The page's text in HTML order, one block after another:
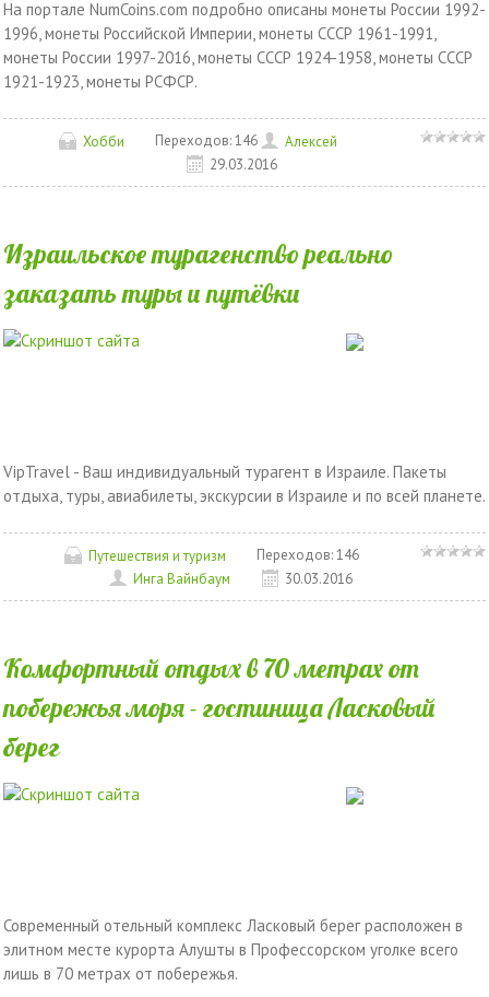
На портале NumCoins.com подробно описаны монеты России 1992-
1996, монеты Российской Империи, монеты СССР 1961-1991,
монеты России 1997-2016, монеты СССР 1924-1958, монеты СССР
1921-1923, монеты РСФСР.
Хобби Переходов:146
Алексей
29.03.2016
Израильское турагенство реально
заказать туры и путёвки
VipTravel - Ваш индивидуальный турагент в Израиле. Пакеты
отдыха, туры, авиабилеты, экскурсии в Израиле и по всей планете.
Путешествия и туризм Переходов:146
Инга Вайнбаум
30.03.2016
Комфортный отдых в 70 метрах от
побережья моря - гостиница Ласковый
берег
Современный отельный комплекс Ласковый берег расположен в
элитном месте курорта Алушты в Профессорском уголке всего
лишь в 70 метрах от побережья.